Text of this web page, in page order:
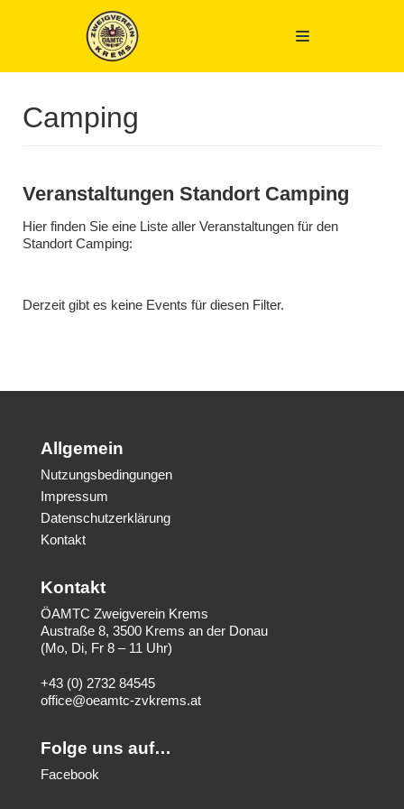
Camping
Veranstaltungen Standort Camping
Hier finden Sie eine Liste aller Veranstaltungen für den
Standort Camping:
Derzeit gibt es keine Events für diesen Filter.
Allgemein
Nutzungsbedingungen
Impressum
Datenschutzerklärung
Kontakt
Kontakt
ÖAMTC Zweigverein Krems
Austraße 8, 3500 Krems an der Donau
(Mo, Di, Fr 8 – 11 Uhr)
+43 (0) 2732 84545
office@oeamtc-zvkrems.at
Folge uns auf…
Facebook